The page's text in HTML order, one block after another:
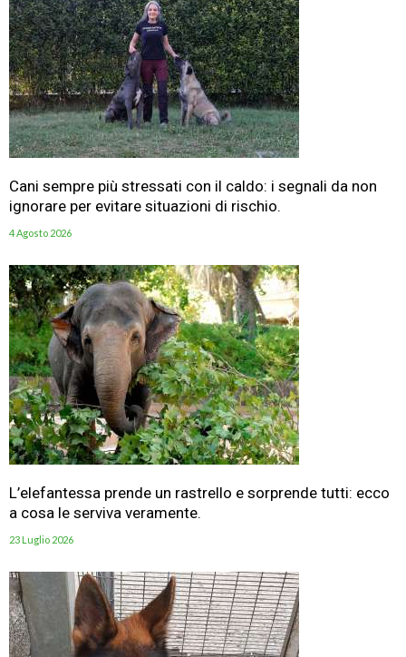
Cani sempre più stressati con il caldo: i segnali da non
ignorare per evitare situazioni di rischio.
4 Agosto 2026
L’elefantessa prende un rastrello e sorprende tutti: ecco
a cosa le serviva veramente.
23 Luglio 2026